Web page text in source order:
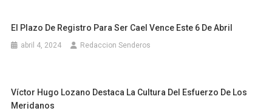
El Plazo De Registro Para Ser Cael Vence Este 6 De Abril
abril 4, 2024 Redaccion Senderos
Víctor Hugo Lozano Destaca La Cultura Del Esfuerzo De Los
Meridanos